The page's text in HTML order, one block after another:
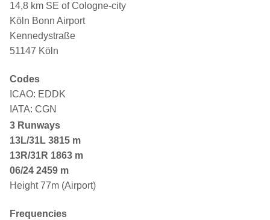
14,8 km SE of Cologne-city
Köln Bonn Airport
Kennedystraße
51147 Köln
Codes
ICAO: EDDK
IATA: CGN
3 Runways
13L/31L 3815 m
13R/31R 1863 m
06/24 2459 m
Height 77m (Airport)
Frequencies